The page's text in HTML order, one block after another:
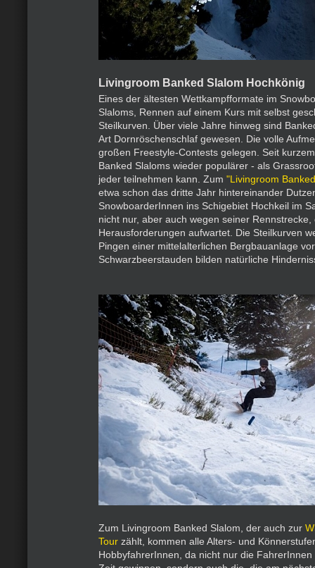
Livingroom Banked Slalom Hochkönig
Eines der ältesten Wettkampfformate im
Slaloms, Rennen auf einem Kurs mit selbst
Steilkurven. Über viele Jahre hinweg sind
Art Dornröschenschlaf gewesen. Die volle
großen Freestyle-Contests gelegen. Seit
Banked Slaloms wieder populärer - als
jeder teilnehmen kann. Zum "Livingroom
etwa schon das dritte Jahr hintereinander
SnowboarderInnen ins Schigebiet Hochkeil im
nicht nur, aber auch wegen seiner
Herausforderungen aufwartet. Die Steilkurven
Pingen einer mittelalterlichen Bergbauanlage
Schwarzbeerstauden bilden natürliche
Zum Livingroom Banked Slalom, der auch zur
Tour zählt, kommen alle Alters- und
HobbyfahrerInnen, da nicht nur die